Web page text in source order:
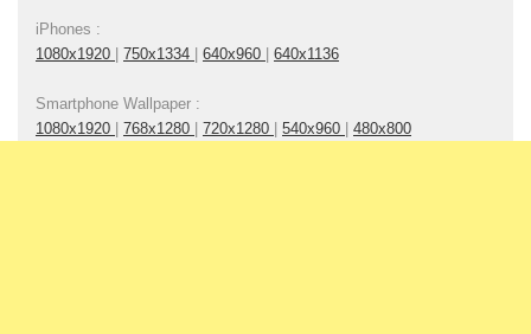
iPhones :
1080x1920 | 750x1334 | 640x960 | 640x1136
Smartphone Wallpaper :
1080x1920 | 768x1280 | 720x1280 | 540x960 | 480x800